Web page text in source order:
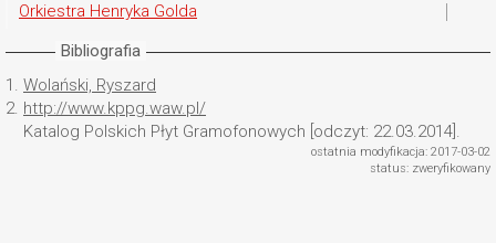
Orkiestra Henryka Golda
Bibliografia
1. Wolański, Ryszard
2. http://www.kppg.waw.pl/
Katalog Polskich Płyt Gramofonowych [odczyt: 22.03.2014].
ostatnia modyfikacja: 2017-03-02
status: zweryfikowany